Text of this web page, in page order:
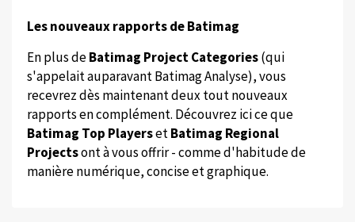
Les nouveaux rapports de Batimag
En plus deBatimag Project Categories(qui
s'appelait auparavant Batimag Analyse), vous
recevrez dès maintenant deux tout nouveaux
rapports en complément. Découvrez ici ce que
Batimag Top PlayersetBatimag Regional
Projectsont à vous offrir - comme d'habitude de
manière numérique, concise et graphique.